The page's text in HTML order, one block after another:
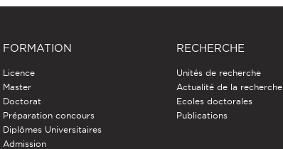
FORMATION
Licence
Master
Doctorat
Préparation concours
Diplômes Universitaires
Admission
RECHERCHE
Unités de recherche
Actualité de la recherche
Ecoles doctorales
Publications